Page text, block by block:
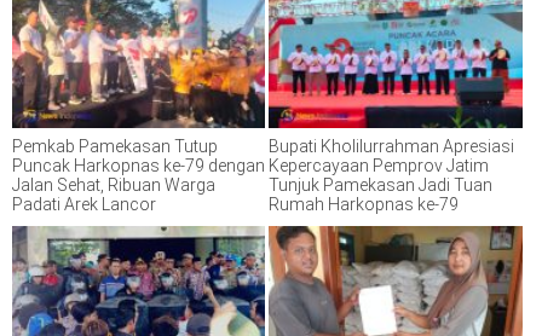
Pemkab Pamekasan Tutup
Puncak Harkopnas ke-79 dengan
Jalan Sehat, Ribuan Warga
Padati Arek Lancor
Bupati Kholilurrahman Apresiasi
Kepercayaan Pemprov Jatim
Tunjuk Pamekasan Jadi Tuan
Rumah Harkopnas ke-79